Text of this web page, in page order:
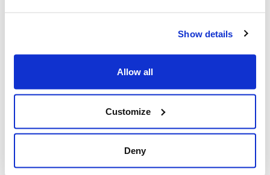
Show details
Allow all
Customize
Deny
libération sous caution d'un homme de
Toronto accusé de multiples agressions
antisémites au cours de l'année écoulée
(The Canadian Jewish News)